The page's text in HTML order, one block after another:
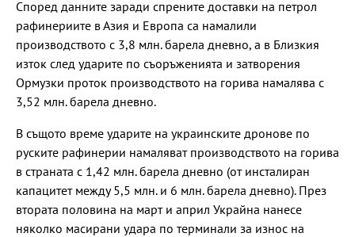
Според данните заради спрените доставки на петрол
рафинериите в Азия и Европа са намалили
производството с 3,8 млн. барела дневно, а в Близкия
изток след ударите по съоръженията и затворения
Ормузки проток производството на горива намалява с
3,52 млн. барела дневно.
В същото време ударите на украинските дронове по
руските рафинерии намаляват производството на горива
в страната с 1,42 млн. барела дневно (от инсталиран
капацитет между 5,5 млн. и 6 млн. барела дневно). През
втората половина на март и април Украйна нанесе
няколко масирани удара по терминали за износ на